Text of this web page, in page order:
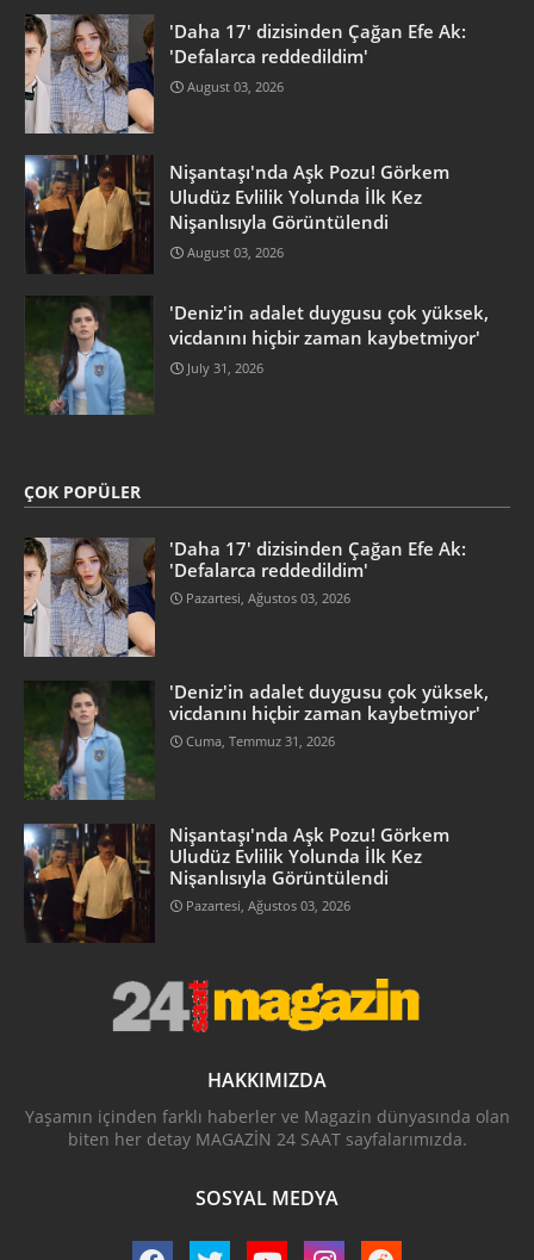
'Daha 17' dizisinden Çağan Efe Ak:
'Defalarca reddedildim'
August 03, 2026
Nişantaşı'nda Aşk Pozu! Görkem
Uludüz Evlilik Yolunda İlk Kez
Nişanlısıyla Görüntülendi
August 03, 2026
'Deniz'in adalet duygusu çok yüksek,
vicdanını hiçbir zaman kaybetmiyor'
July 31, 2026
ÇOK POPÜLER
'Daha 17' dizisinden Çağan Efe Ak:
'Defalarca reddedildim'
Pazartesi, Ağustos 03, 2026
'Deniz'in adalet duygusu çok yüksek,
vicdanını hiçbir zaman kaybetmiyor'
Cuma, Temmuz 31, 2026
Nişantaşı'nda Aşk Pozu! Görkem
Uludüz Evlilik Yolunda İlk Kez
Nişanlısıyla Görüntülendi
Pazartesi, Ağustos 03, 2026
HAKKIMIZDA
Yaşamın içinden farklı haberler ve Magazin dünyasında olan
biten her detay MAGAZİN 24 SAAT sayfalarımızda.
SOSYAL MEDYA